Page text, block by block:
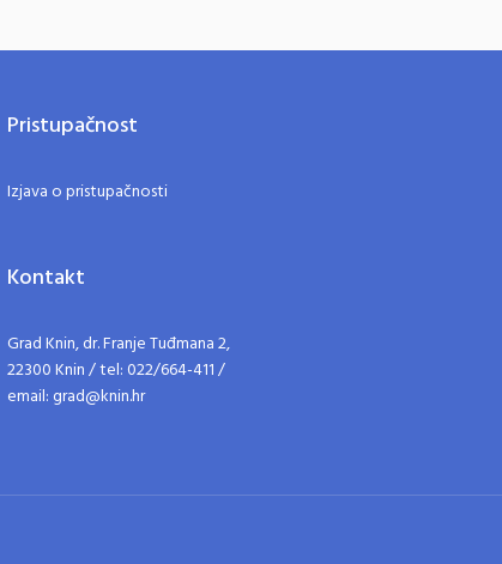
Pristupačnost
Izjava o pristupačnosti
Kontakt
Grad Knin, dr. Franje Tuđmana 2,
22300 Knin / tel: 022/664-411 /
email: grad@knin.hr